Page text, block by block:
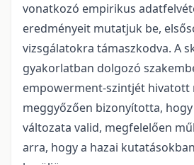
vonatkozó empirikus
eredményeit mutatjuk be,
vizsgálatokra támaszkodva. A
gyakorlatban dolgozó
empowerment-szintjét hivatott
meggyőzően bizonyította,
változata valid, megfelelően
arra, hogy a hazai